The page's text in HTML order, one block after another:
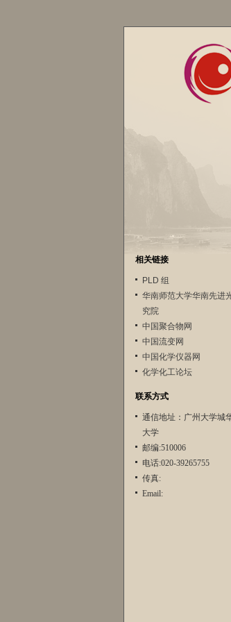
相关链接
PLD 组
华南师范大学华南先进
究院
中国聚合物网
中国流变网
中国化学仪器网
化学化工论坛
联系方式
通信地址：广州大学城
大学
邮编:510006
电话:020-39265755
传真:
Email: